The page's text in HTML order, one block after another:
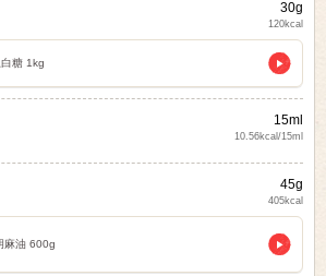
30g
120kcal
糖 1kg
15ml
10.56kcal/15ml
45g
405kcal
麻油 600g